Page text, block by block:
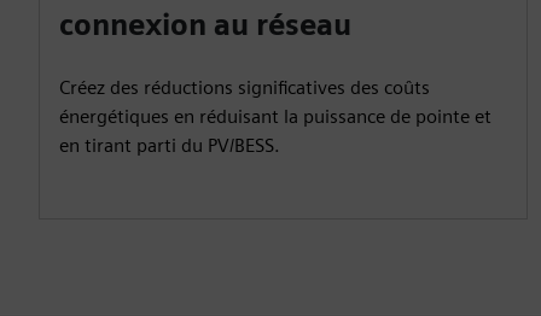
connexion au réseau
Créez des réductions significatives des coûts
énergétiques en réduisant la puissance de pointe et
en tirant parti du PV/BESS.